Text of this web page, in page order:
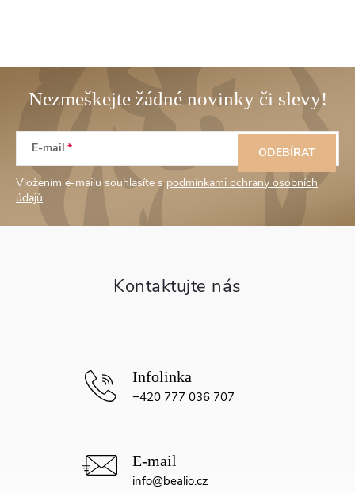
Z
p
E-mail
Vložením e-mailu souhlasíte s podmínkami ochrany osobních
údajů
ODEBÍRAT
info@bealio.cz
+420 777 036 707